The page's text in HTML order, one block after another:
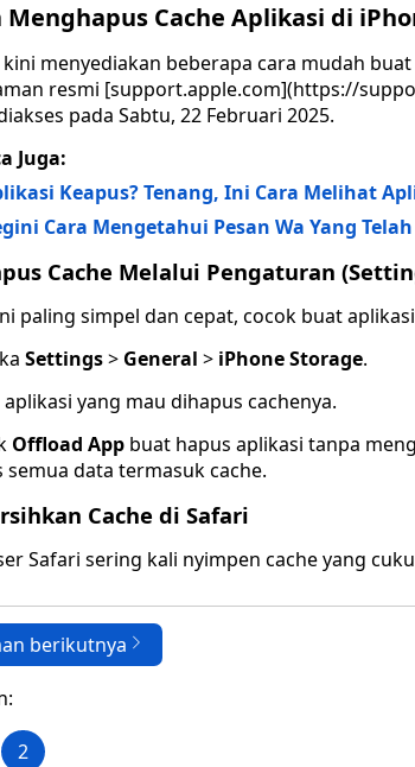
Menghapus Cache Aplikasi di
menyediakan beberapa cara mudah
resmi [support.apple.com](https://
pada Sabtu, 22 Februari 2025.
Juga:
Keapus? Tenang, Ini Cara Melihat
Cara Mengetahui Pesan Wa Yang
Cache Melalui Pengaturan
paling simpel dan cepat, cocok buat
Settings> General > iPhone Storage.
aplikasi yang mau dihapus cachenya.
Offload App buat hapus aplikasi tanpa
semua data termasuk cache.
Cache di Safari
Safari sering kali nyimpen cache yang
berikutnya
2